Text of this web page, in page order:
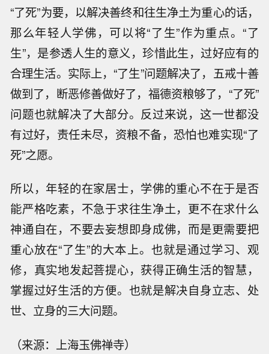
“了死”为要，以解决善终和往生净土为重心的话，
那么年轻人学佛，可以将“了生”作为重点。“了
生”，是参透人生的意义，珍惜此生，过好应有的
合理生活。实际上，“了生”问题解决了，五戒十善
做到了，断恶修善做好了，福德资粮够了，“了死”
问题也就解决了大部分。反过来说，这一世都没
有过好，责任未尽，资粮不备，恐怕也难实现“了
死”之愿。
所以，年轻的在家居士，学佛的重心不在于是否
能严格吃素，不急于求往生净土，更不在求什么
神通自在，不要去妄想即身成佛，而是更需要把
重心放在“了生”的大本上。也就是通过学习、观
修，真实地发起菩提心，获得正确生活的智慧，
掌握过好生活的方便。也就是解决自身立志、处
世、立身的三大问题。
（来源：上海玉佛禅寺）